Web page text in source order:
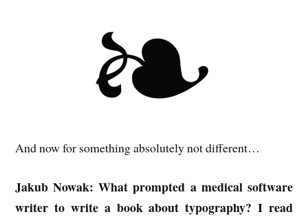
And now for something absolutely not different…
Jakub Nowak: What prompted a medical software
writer to write a book about typography? I read